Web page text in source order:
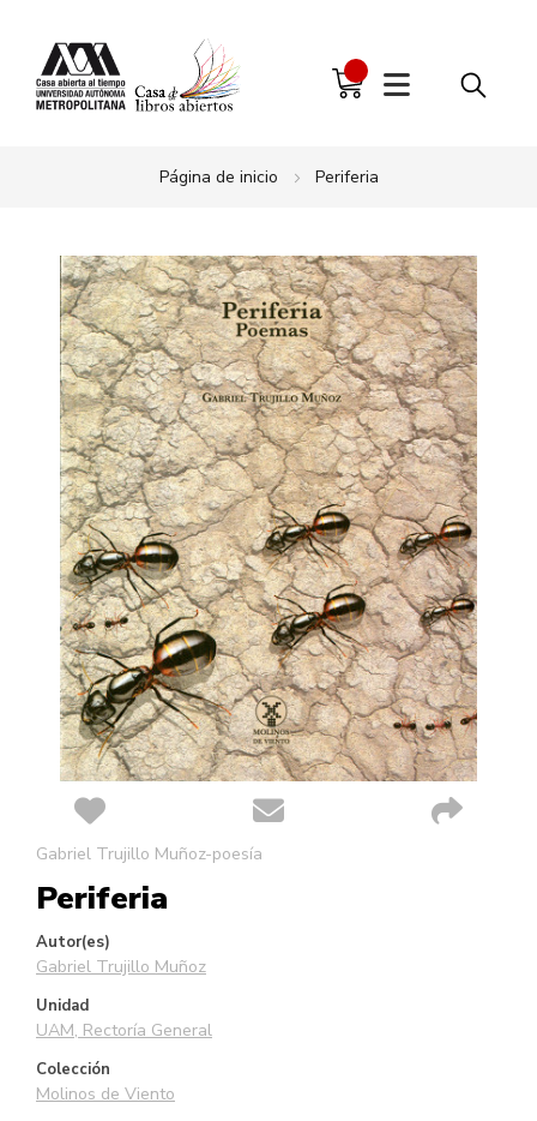
Página de inicio Periferia
galería
imágenes
Saltar
comienzo
galería
imágenes
Gabriel Trujillo Muñoz-poesía
Periferia
Autor(es)
Gabriel Trujillo Muñoz
Unidad
UAM, Rectoría General
Colección
Molinos de Viento